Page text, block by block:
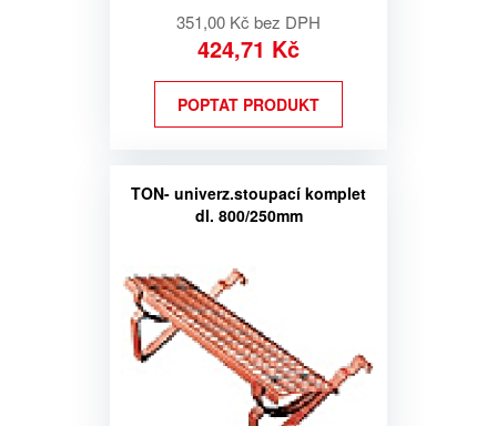
351,00 Kč bez DPH
424,71 Kč
POPTAT PRODUKT
TON- univerz.stoupací komplet
dl. 800/250mm